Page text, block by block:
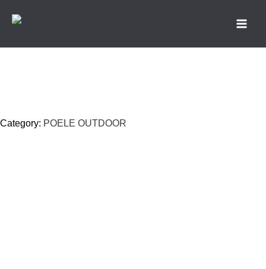
Category: POELE OUTDOOR